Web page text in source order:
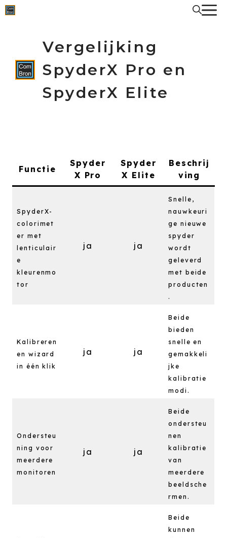
Spring
naar
Vergelijking
SpyderX Pro en
SpyderX Elite
Functie
Spyder
X Pro
Spyder
X Elite
Beschrij
ving
SpyderX-
colorimet
er met
lenticulair
e
kleurenmo
tor
ja ja
Snelle,
nauwkeuri
ge nieuwe
spyder
wordt
geleverd
met beide
producten
.
Kalibreren
en wizard
in één klik
ja ja
Beide
bieden
snelle en
gemakkeli
jke
kalibratie
modi.
Ondersteu
ning voor
meerdere
monitoren
ja ja
Beide
ondersteu
nen
kalibratie
van
meerdere
beeldsche
rmen.
Beide
kunnen